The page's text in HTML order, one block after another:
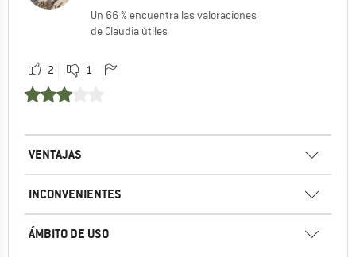
Un 66 % encuentra las valoraciones
de Claudia útiles
2 1
VENTAJAS
INCONVENIENTES
ÁMBITO DE USO